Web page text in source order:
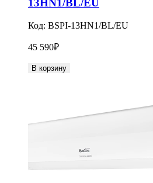
13HN1/BL/EU
Код: BSPI-13HN1/BL/EU
45 590₽
В корзину